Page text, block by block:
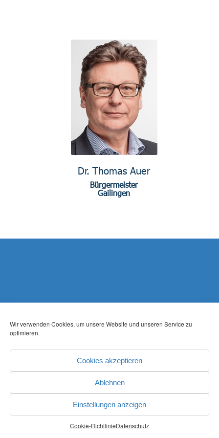
Wir verwenden Cookies, um unsere Website und unseren Service zu
optimieren.
Cookies akzeptieren
Ablehnen
Einstellungen anzeigen
Cookie-RichtlinieDatenschutz
Dr. Thomas Auer
Bürgermeister
Gailingen